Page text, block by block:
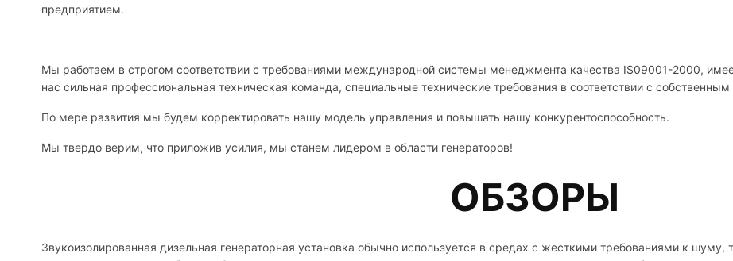
предприятием.
Мы работаем в строгом соответствии с требованиями международной системы менеджмента качества IS09001-2000,
нас сильная профессиональная техническая команда, специальные технические требования в соответствии с
По мере развития мы будем корректировать нашу модель управления и повышать нашу конкурентоспособность.
Мы твердо верим, что приложив усилия, мы станем лидером в области генераторов!
ОБЗОРЫ
Звукоизолированная дизельная генераторная установка обычно используется в средах с жесткими требованиями к